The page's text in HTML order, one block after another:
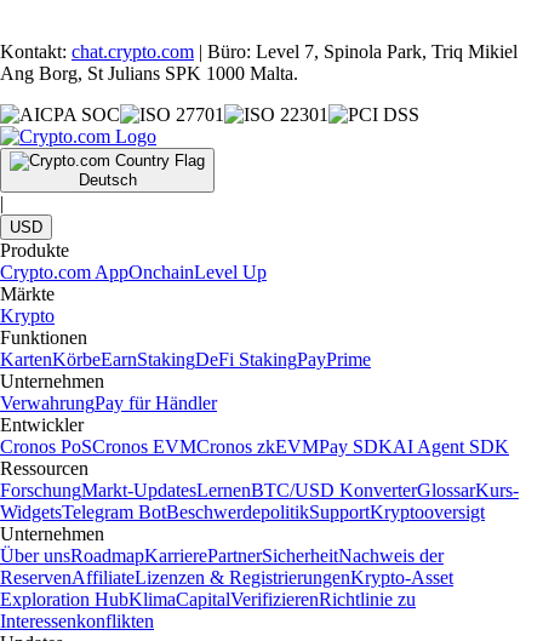
Kontakt: chat.crypto.com | Büro: Level 7, Spinola Park, Triq Mikiel
Ang Borg, St Julians SPK 1000 Malta.
Deutsch
|
USD
Produkte
Crypto.com AppOnchainLevel Up
Märkte
Krypto
Funktionen
KartenKörbeEarnStakingDeFi StakingPayPrime
Unternehmen
VerwahrungPay für Händler
Entwickler
Cronos PoSCronos EVMCronos zkEVMPay SDKAI Agent SDK
Ressourcen
ForschungMarkt-UpdatesLernenBTC/USD KonverterGlossarKurs-
WidgetsTelegram BotBeschwerdepolitikSupportKryptooversigt
Unternehmen
Über unsRoadmapKarrierePartnerSicherheitNachweis der
ReservenAffiliateLizenzen & RegistrierungenKrypto-Asset
Exploration HubKlimaCapitalVerifizierenRichtlinie zu
Interessenkonflikten